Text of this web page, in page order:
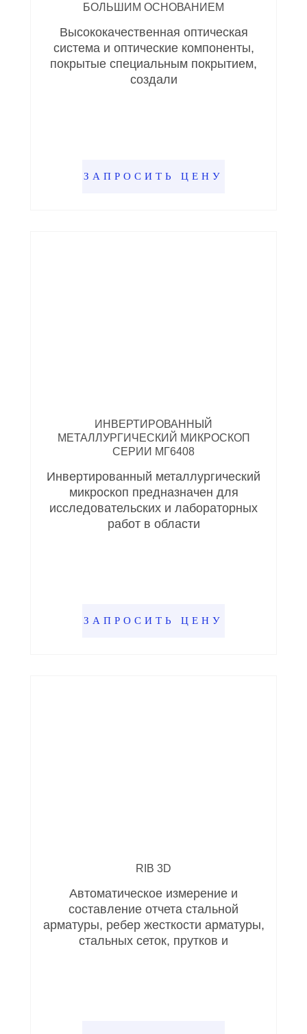
БОЛЬШИМ ОСНОВАНИЕМ
Высококачественная оптическая
система и оптические компоненты,
покрытые специальным покрытием,
создали
ЗАПРОСИТЬ ЦЕНУ
ИНВЕРТИРОВАННЫЙ
МЕТАЛЛУРГИЧЕСКИЙ МИКРОСКОП
СЕРИИ МГ6408
Инвертированный металлургический
микроскоп предназначен для
исследовательских и лабораторных
работ в области
ЗАПРОСИТЬ ЦЕНУ
RIB 3D
Автоматическое измерение и
составление отчета стальной
арматуры, ребер жесткости арматуры,
стальных сеток, прутков и